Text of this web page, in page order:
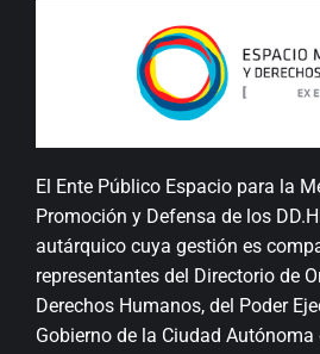
El Ente Público Espacio para la
Promoción y Defensa de los
autárquico cuya gestión es
representantes del Directorio de
Derechos Humanos, del Poder
Gobierno de la Ciudad Autónoma